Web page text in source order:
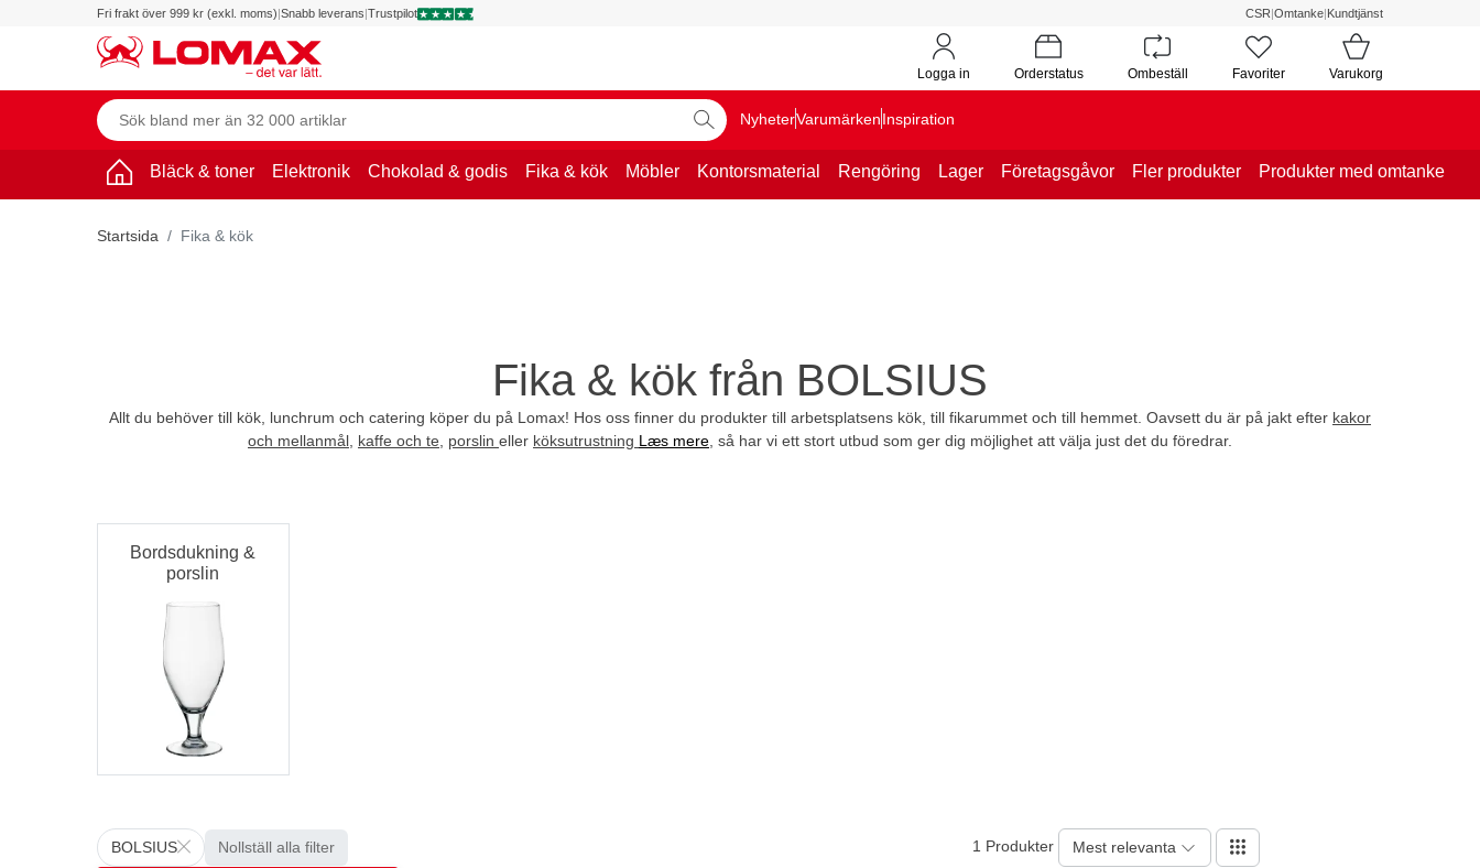
Fri frakt över 999 kr (exkl. moms)|Snabb leverans|Trustpilot CSR|Omtanke|Kundtjänst
Logga in Orderstatus Ombeställ Favoriter Varukorg
NyheterVarumärkenInspiration
Bläck & toner Elektronik Chokolad & godis Fika & kök Möbler Kontorsmaterial Rengöring Lager Företagsgåvor Fler produkter Produkter med omtanke
Startsida Fika & kök
Fika & kök från BOLSIUS
Allt du behöver till kök, lunchrum och catering köper du på Lomax! Hos oss finner du produkter till arbetsplatsens kök, till fikarummet och till hemmet. Oavsett du är på jakt efter kakor
och mellanmål kaffe och te porslin eller köksutrustning Læs mere , så har vi ett stort utbud som ger dig möjlighet att välja just det du föredrar.
Bordsdukning &
porslin
BOLSIUS Nollställ alla filter 1 Produkter Mest relevanta